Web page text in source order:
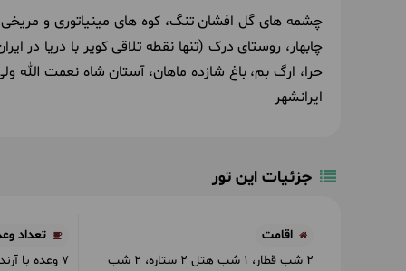
چشمه های گل افشان تنگ، کوه های مینیاتوری و
چابهار، روستای درک (تنها نقطه تلاقی کویر با دریا در
حرا، ارگ بم، باغ شازده ماهان، آستان شاه نعمت الله
ایرانشهر
جزئیات این تور
اقامت
2 شب قطار
1 شب هتل 2 ستاره
2 شب
تعداد
7 وعده با آرند تور